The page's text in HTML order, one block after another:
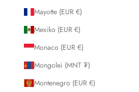
Mayotte (EUR €)
Mexiko (EUR €)
Monaco (EUR €)
Mongolei (MNT ₮)
Montenegro (EUR €)